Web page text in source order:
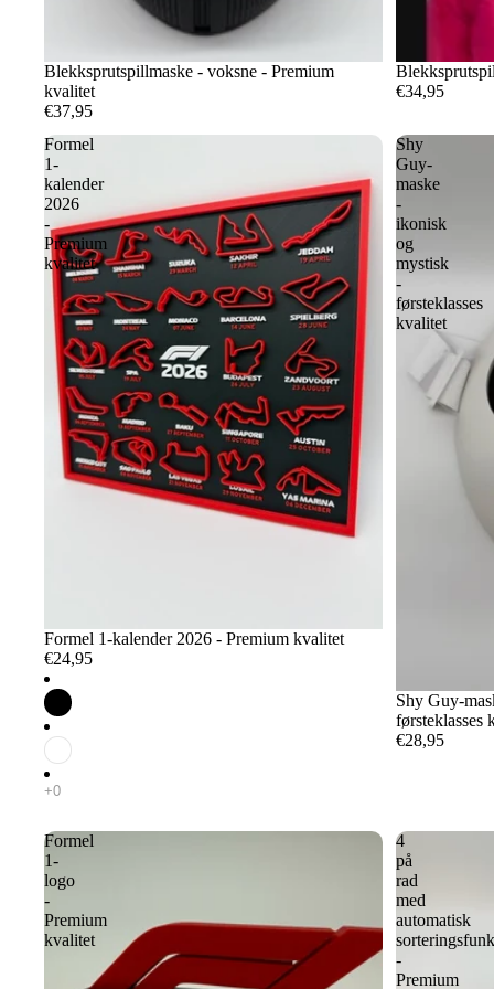
Blekksprutspillmaske - voksne - Premium
kvalitet
€37,95
€34,95
Formel
1-
kalender
2026
-
Premium
kvalitet
Formel 1-kalender 2026 - Premium kvalitet
€24,95
Shy
Guy-
maske
-
ikonisk
og
mystisk
-
førsteklasses
kvalitet
Shy Guy-
førsteklasses
€28,95
Formel
1-
logo
-
Premium
kvalitet
4
på
rad
med
automatisk
-
Premium